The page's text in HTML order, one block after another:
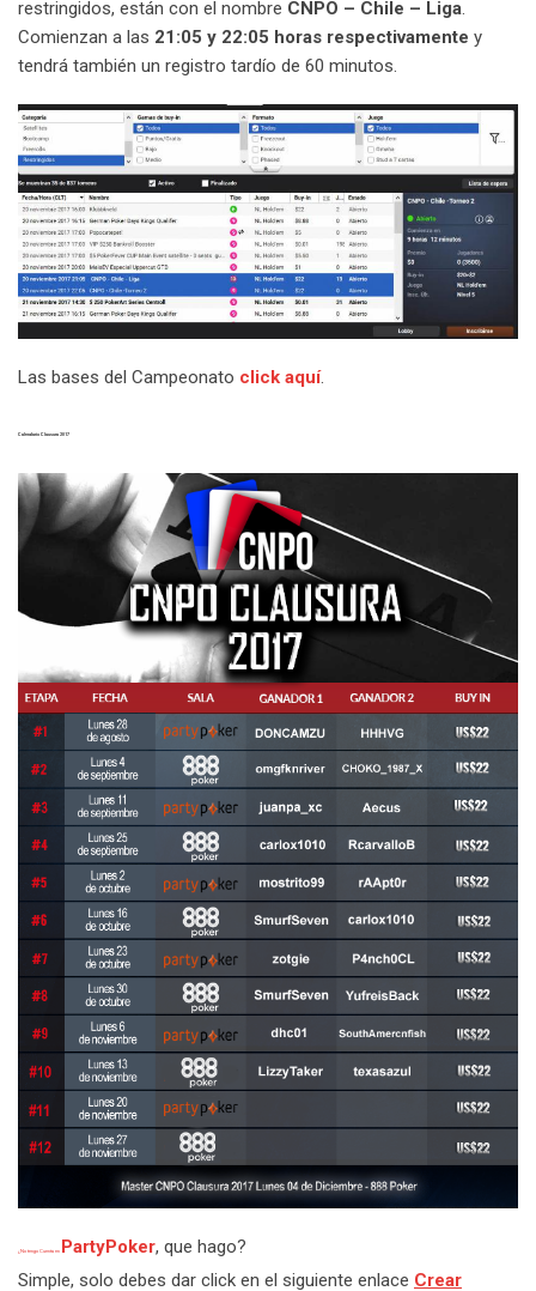
restringidos, están con el nombre CNPO – Chile – Liga.
Comienzan a las 21:05 y 22:05 horas respectivamente y
tendrá también un registro tardío de 60 minutos.
Las bases del Campeonato click aquí.
Calendario Clausura 2017
¿No tengo Cuenta en PartyPoker, que hago?
Simple, solo debes dar click en el siguiente enlace Crear